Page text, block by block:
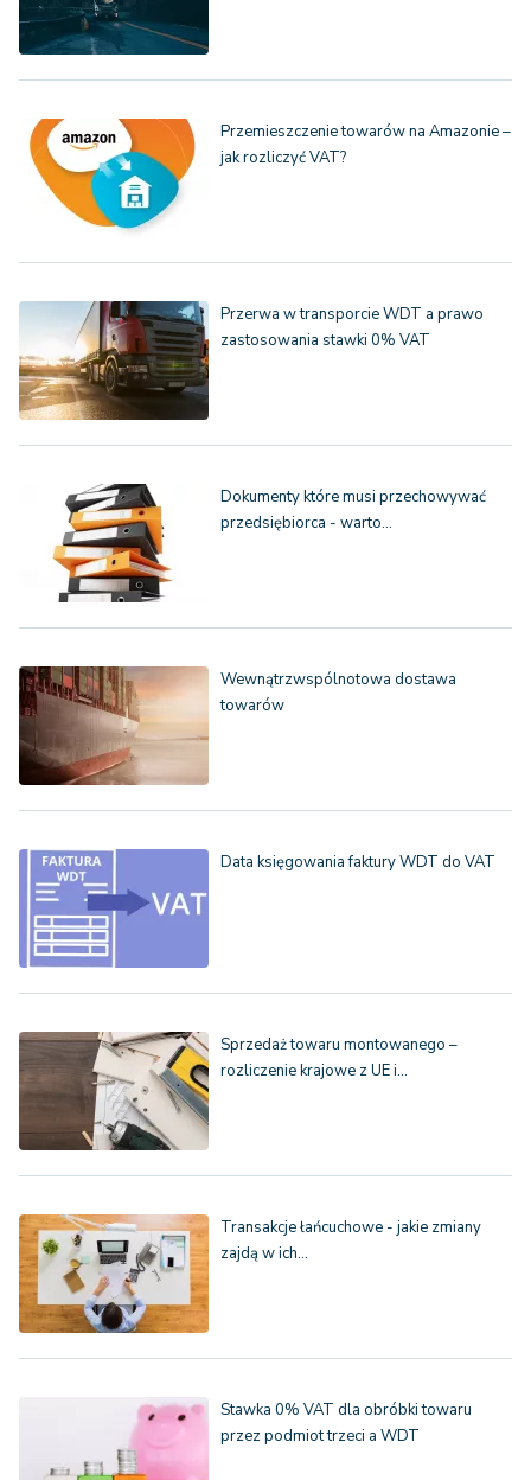
Przemieszczenie towarów na Amazonie –
jak rozliczyć VAT?
Przerwa w transporcie WDT a prawo
zastosowania stawki 0% VAT
Dokumenty które musi przechowywać
przedsiębiorca - warto…
Wewnątrzwspólnotowa dostawa
towarów
Data księgowania faktury WDT do VAT
Sprzedaż towaru montowanego –
rozliczenie krajowe z UE i…
Transakcje łańcuchowe - jakie zmiany
zajdą w ich…
Stawka 0% VAT dla obróbki towaru
przez podmiot trzeci a WDT